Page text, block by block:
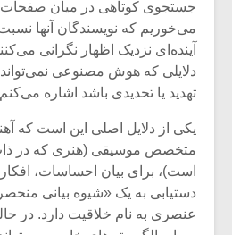
جستجوی کوتاهی در میان صفحات
می‌خوریم که نویسندگان آنها نسبت
آینده‌ای نزدیک اظهار نگرانی
دلایلی که هوش مصنوعی نمی‌تواند
تهدید یا تحدیدی باشد اشاره
یکی از دلایل اصلی این است که
متخصص موسیقی (هنری که در
است)، برای بیان احساسات،
دستیابی به یک «شیوه بیانی منحصر
عنصری به نام خلاقیت دارد. در
اگر نمی توانی
مشهورترین باشی،
بدنام ترین باش